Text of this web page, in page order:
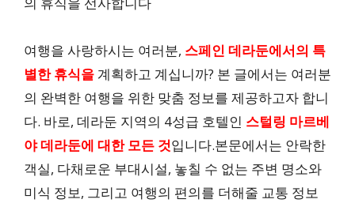
여행을 사랑하시는 여러분, 스페인 데라둔에서의 특
별한 휴식을 계획하고 계십니까? 본 글에서는 여러분
의 완벽한 여행을 위한 맞춤 정보를 제공하고자 합니
다. 바로, 데라둔 지역의 4성급 호텔인 스털링 마르베
야 데라둔에 대한 모든 것입니다.본문에서는 안락한
객실, 다채로운 부대시설, 놓칠 수 없는 주변 명소와
미식 정보, 그리고 여행의 편의를 더해줄 교통 정보